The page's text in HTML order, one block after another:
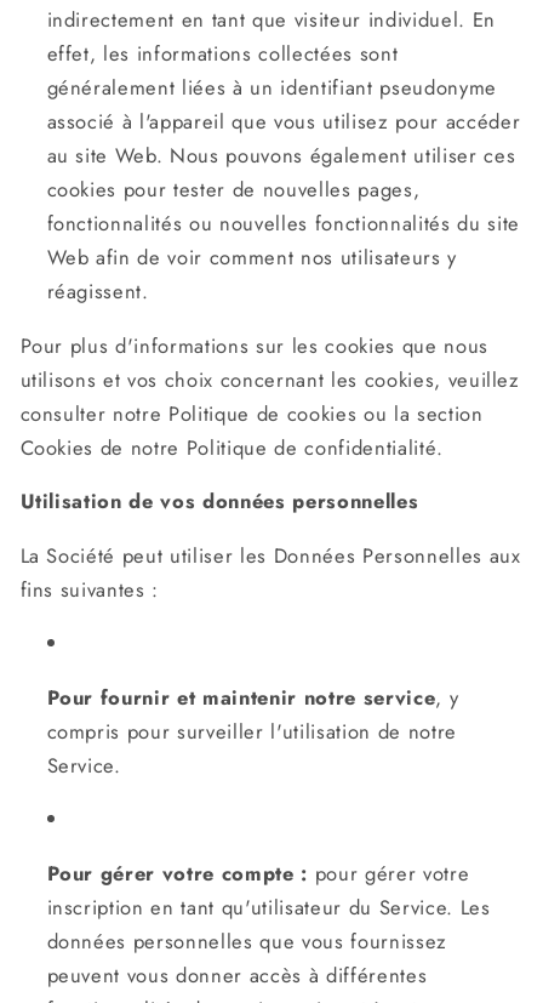
indirectement en tant que visiteur individuel. En
effet, les informations collectées sont
généralement liées à un identifiant pseudonyme
associé à l'appareil que vous utilisez pour accéder
au site Web. Nous pouvons également utiliser ces
cookies pour tester de nouvelles pages,
fonctionnalités ou nouvelles fonctionnalités du site
Web afin de voir comment nos utilisateurs y
réagissent.
Pour plus d'informations sur les cookies que nous
utilisons et vos choix concernant les cookies, veuillez
consulter notre Politique de cookies ou la section
Cookies de notre Politique de confidentialité.
Utilisation de vos données personnelles
La Société peut utiliser les Données Personnelles aux
fins suivantes :
Pour fournir et maintenir notre service, y
compris pour surveiller l'utilisation de notre
Service.
Pour gérer votre compte : pour gérer votre
inscription en tant qu'utilisateur du Service. Les
données personnelles que vous fournissez
peuvent vous donner accès à différentes